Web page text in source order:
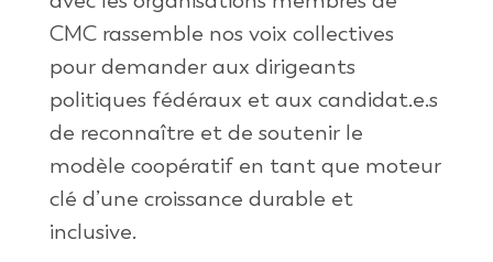
CMC rassemble nos voix collectives
pour demander aux dirigeants
politiques fédéraux et aux candidat.e.s
de reconnaître et de soutenir le
modèle coopératif en tant que moteur
clé d’une croissance durable et
inclusive.